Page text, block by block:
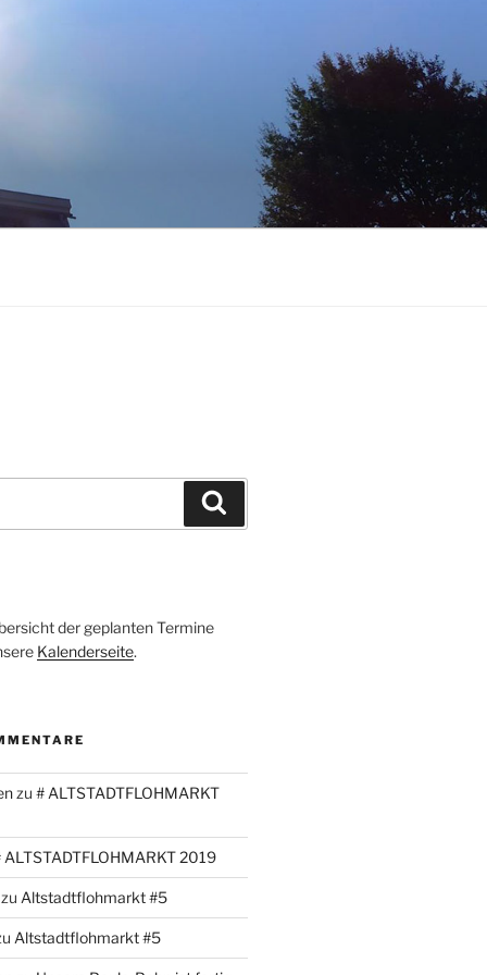
der geplanten Termine
Kalenderseite.
zu # ALTSTADTFLOHMARKT
ALTSTADTFLOHMARKT 2019
Altstadtflohmarkt #5
Altstadtflohmarkt #5